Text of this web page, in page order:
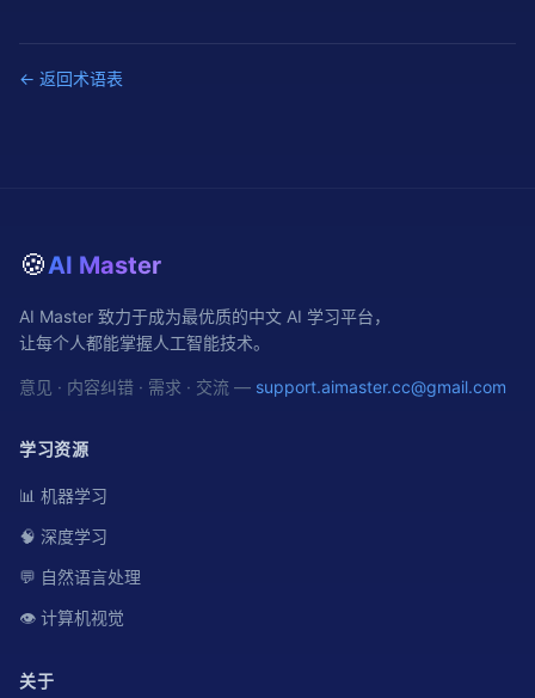
← 返回术语表
🍪AI Master
AI Master 致力于成为最优质的中文 AI 学习平台，
让每个人都能掌握人工智能技术。
意见 · 内容纠错 · 需求 · 交流 — support.aimaster.cc@gmail.com
学习资源
📊 机器学习
🧠 深度学习
💬 自然语言处理
👁️ 计算机视觉
关于